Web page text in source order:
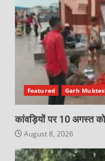
Featured Garh
कांवड़ियों पर 10 अगस्त को
August 8, 2026